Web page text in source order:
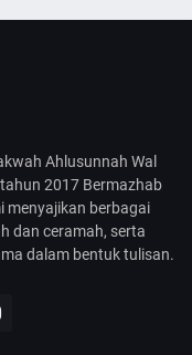
Ahlusunnah Wal
2017 Bermazhab
menyajikan berbagai
dan ceramah, serta
dalam bentuk tulisan.